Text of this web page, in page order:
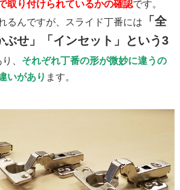
取り付けられているかの確認です。
るんですが、スライド丁番には
「全
ぶせ」「インセット」という3
、 それぞれ丁番の形が微妙に違うの
いがあり ます。